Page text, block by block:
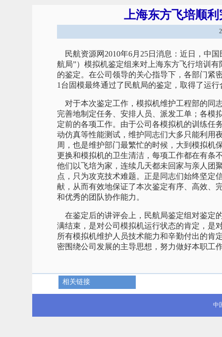
上海东方飞培顺
民航资源网2010年6月25日消息：近日，中国
航局”）模拟机鉴定组来对上海东方飞行培训
的鉴定。在公司领导的关心指导下，各部门紧
1台固模最终通过了民航局的鉴定，取得了运行
对于本次鉴定工作，模拟机维护工程部的同
完善地制定任务、安排人员、派发工单；各模
定前的各项工作。由于公司各模拟机的训练任
动仿真等性能测试，维护同志们大多只能利用
周，也是维护部门最繁忙的时候，大到模拟机
更换和模拟机的卫生清洁，每项工作都在有条
他们以飞培为家，连续几天都未回家与亲人团
点，只为攻克技术难题。正是同志们始终坚定
献，从而有效地保证了本次鉴定有序、高效、
和优秀的团队协作能力。
在鉴定后的讲评会上，民航局鉴定组对鉴定
满结束，是对公司模拟机运行状态的肯定，是
所有模拟机维护人员技术能力和辛勤付出的肯
密围绕公司发展的主导思想，努力做好本职工
相关链接
中